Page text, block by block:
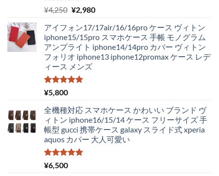
5段階中
5.00
の評価
¥4,250 元
価
格
は
¥4,250
で
し
¥2,980現
の
価
格
は
アイフォン17/17air/16/16pro ケース ヴィトン
iphone15/15pro スマホケース 手帳 モノグラム
アンプライト iphone14/14pro カバー ヴィトン
フォリオ iphone13 iphone12promax ケース レデ
ィース メンズ
5段階中
5.00
¥5,800
全機種対応 スマホケース かわいい ブランド ヴ
ィトン iphone16/15/14 ケース フリーサイズ 手
帳型 gucci 携帯ケース galaxy スライド式 xperia
aquos カバー 大人可愛い
5段階中
5.00
¥6,500